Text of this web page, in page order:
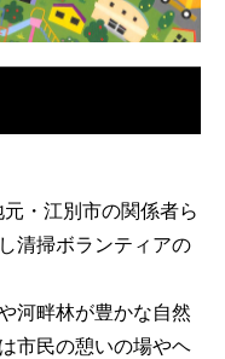
・江別市の関係者ら
清掃ボランティアの
河畔林が豊かな自然
市民の憩いの場やヘ